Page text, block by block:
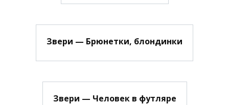
Звери — Брюнетки, блондинки
Звери — Человек в футляре